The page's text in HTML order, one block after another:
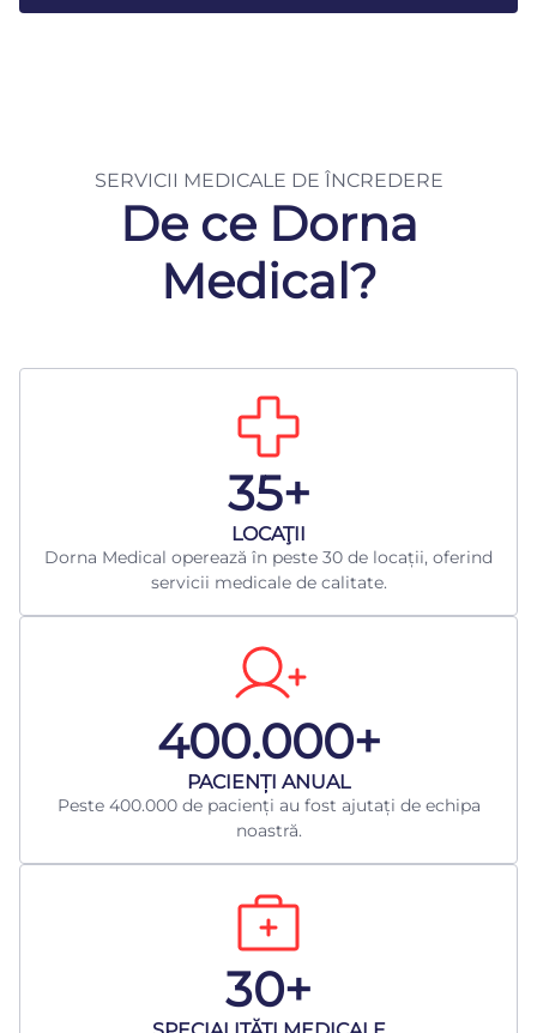
SERVICII MEDICALE DE ÎNCREDERE
De ce Dorna
Medical?
35+
LOCAŢII
Dorna Medical operează în peste 30 de locații, oferind
servicii medicale de calitate.
400.000+
​PACIENȚI ANUAL
Peste 400.000 de pacienți au fost ajutați de echipa
noastră.
30+